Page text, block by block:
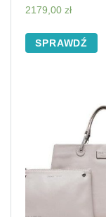
2179,00 zł
SPRAWDŹ